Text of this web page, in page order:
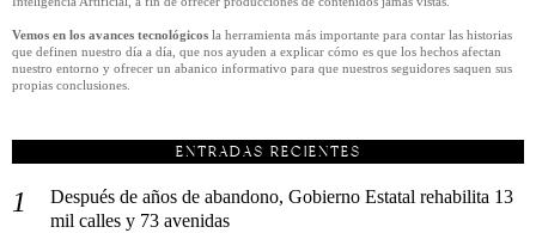
Vemos en los avances tecnológicos la herramienta más importante para contar las historias
que definen nuestro día a día, que nos ayuden a explicar cómo es que los hechos afectan
nuestro entorno y ofrecer un abanico informativo para que nuestros seguidores saquen sus
propias conclusiones.
ENTRADAS RECIENTES
Después de años de abandono, Gobierno Estatal rehabilita 13
mil calles y 73 avenidas